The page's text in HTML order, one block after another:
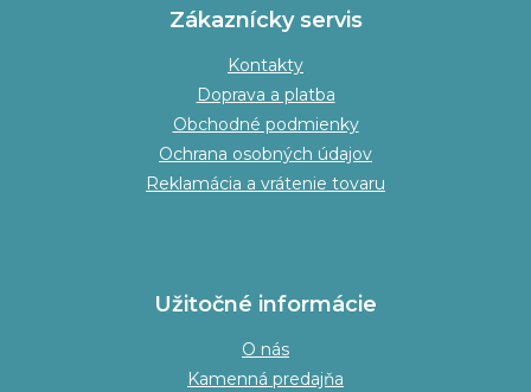
Zákaznícky servis
Kontakty
Doprava a platba
Obchodné podmienky
Ochrana osobných údajov
Reklamácia a vrátenie tovaru
Užitočné informácie
O nás
Kamenná predajňa